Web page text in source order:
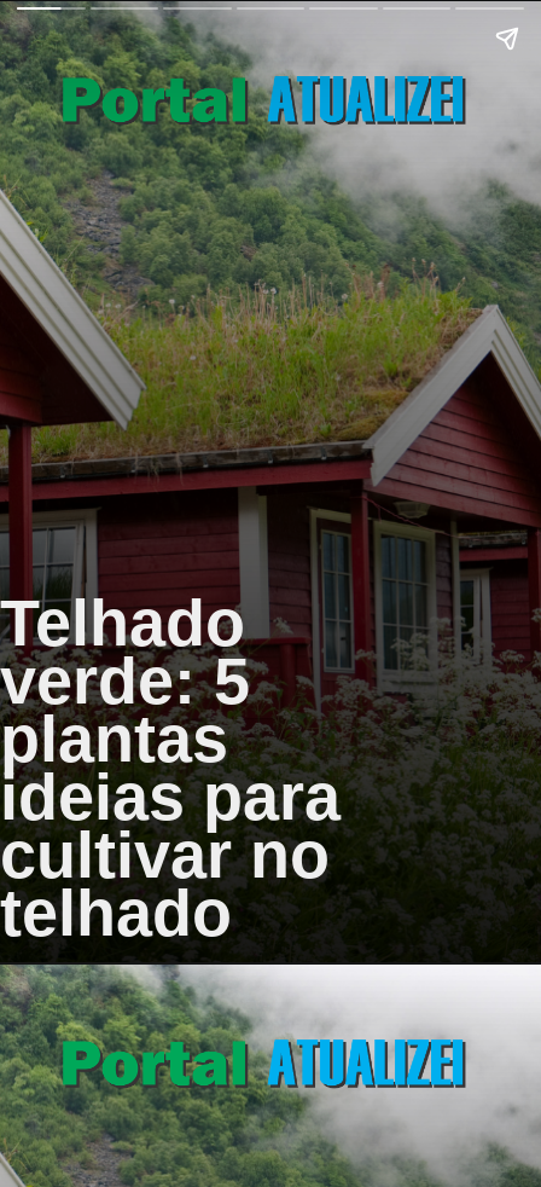
Telhado
verde: 5
plantas
ideias para
cultivar no
telhado